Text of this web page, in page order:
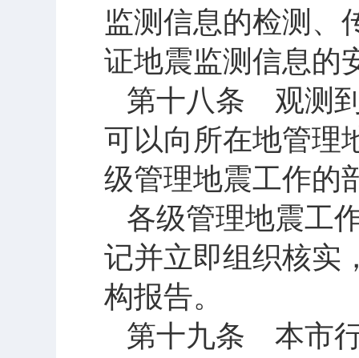
监测信息的检测、
证地震监测信息的
第十八条 观测
可以向所在地管理
级管理地震工作的
各级管理地震工
记并立即组织核实
构报告。
第十九条 本市